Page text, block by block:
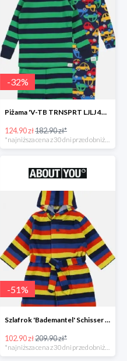
-32%
Piżama 'V-TB TRNSPRT LJLJ 4PC' GAP -32%
124.90 zł182.90 zł*
*najniższa cena z 30 dni przed obniżką
-51%
Szlafrok 'Bademantel' Schisser -51%
102.90 zł209.90 zł*